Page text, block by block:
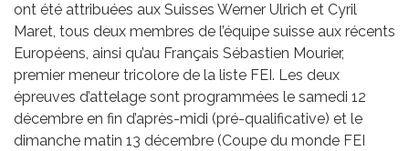
ont été attribuées aux Suisses Werner Ulrich et Cyril
Maret, tous deux membres de l’équipe suisse aux récents
Européens, ainsi qu’au Français Sébastien Mourier,
premier meneur tricolore de la liste FEI. Les deux
épreuves d’attelage sont programmées le samedi 12
décembre en fin d’après-midi (pré-qualificative) et le
dimanche matin 13 décembre (Coupe du monde FEI